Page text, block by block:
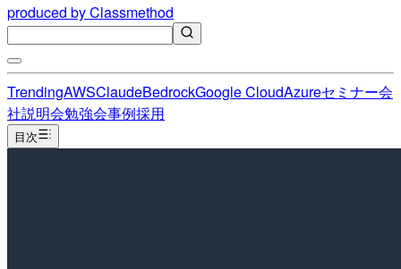
produced by Classmethod
TrendingAWSClaudeBedrockGoogle CloudAzureセミナー会
社説明会勉強会事例採用
目次